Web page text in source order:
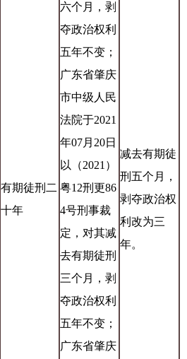
有期徒刑二
十年
六个月，剥
夺政治权利
五年不变；
广东省肇庆
市中级人民
法院于2021
年07月20日
以（2021）
粤12刑更86
4号刑事裁
定，对其减
去有期徒刑
三个月，剥
夺政治权利
五年不变；
广东省肇庆
减去有期徒
刑五个月，
剥夺政治权
利改为三
年。